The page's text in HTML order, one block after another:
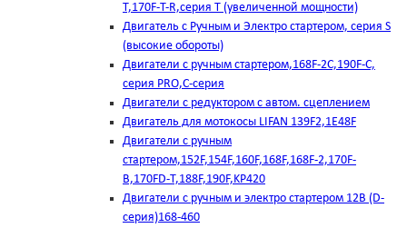
T,170F-T-R,серия Т (увеличенной мощности)
Двигатель с Ручным и Электро стартером, серия S
(высокие обороты)
Двигатели с ручным стартером,168F-2C,190F-C,
серия PRO,C-серия
Двигатели с редуктором с автом. сцеплением
Двигатель для мотокосы LIFAN 139F2,1E48F
Двигатели с ручным
стартером,152F,154F,160F,168F,168F-2,170F-
B,170FD-T,188F,190F,KP420
Двигатели с ручным и электро стартером 12В (D-
серия)168-460